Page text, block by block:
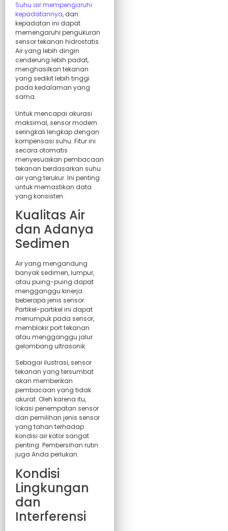
Suhu air mempengaruhi
kepadatannya, dan
kepadatan ini dapat
memengaruhi pengukuran
sensor tekanan hidrostatis.
Air yang lebih dingin
cenderung lebih padat,
menghasilkan tekanan
yang sedikit lebih tinggi
pada kedalaman yang
sama.
Untuk mencapai akurasi
maksimal, sensor modern
seringkali lengkap dengan
kompensasi suhu. Fitur ini
secara otomatis
menyesuaikan pembacaan
tekanan berdasarkan suhu
air yang terukur. Ini penting
untuk memastikan data
yang konsisten.
Kualitas Air
dan Adanya
Sedimen
Air yang mengandung
banyak sedimen, lumpur,
atau puing-puing dapat
mengganggu kinerja
beberapa jenis sensor.
Partikel-partikel ini dapat
menumpuk pada sensor,
memblokir port tekanan
atau mengganggu jalur
gelombang ultrasonik.
Sebagai ilustrasi, sensor
tekanan yang tersumbat
akan memberikan
pembacaan yang tidak
akurat. Oleh karena itu,
lokasi penempatan sensor
dan pemilihan jenis sensor
yang tahan terhadap
kondisi air kotor sangat
penting. Pembersihan rutin
juga Anda perlukan.
Kondisi
Lingkungan
dan
Interferensi